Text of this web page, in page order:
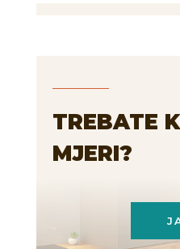
TREBATE
MJERI?